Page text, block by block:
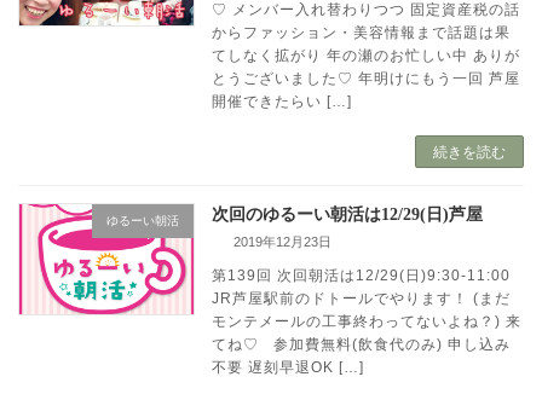
♡ メンバー入れ替わりつつ 固定資産税の話
からファッション・美容情報まで話題は果
てしなく拡がり 年の瀬のお忙しい中 ありが
とうございました♡ 年明けにもう一回 芦屋
開催できたらい […]
続きを読む
ゆるーい朝活 次回のゆるーい朝活は12/29(日)芦屋
2019年12月23日
第139回 次回朝活は12/29(日)9:30-11:00
JR芦屋駅前のドトールでやります！ (まだ
モンテメールの工事終わってないよね？) 来
てね♡ 参加費無料(飲食代のみ) 申し込み
不要 遅刻早退OK […]